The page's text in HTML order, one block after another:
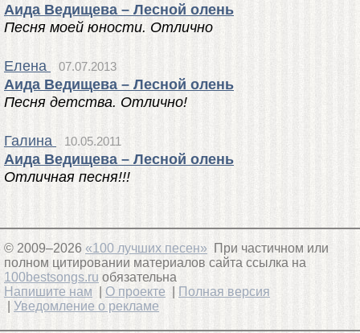
Аида Ведищева – Лесной олень
Песня моей юности. Отлично
Елена 07.07.2013
Аида Ведищева – Лесной олень
Песня детства. Отлично!
Галина 10.05.2011
Аида Ведищева – Лесной олень
Отличная песня!!!
© 2009–2026 «100 лучших песен» При частичном или
полном цитировании материалов сайта ссылка на
100bestsongs.ru обязательна
Напишите нам
О проекте
Полная версия
Уведомление о рекламе